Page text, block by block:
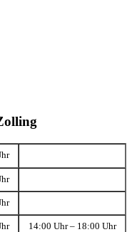
14:00 Uhr – 18:00 Uhr